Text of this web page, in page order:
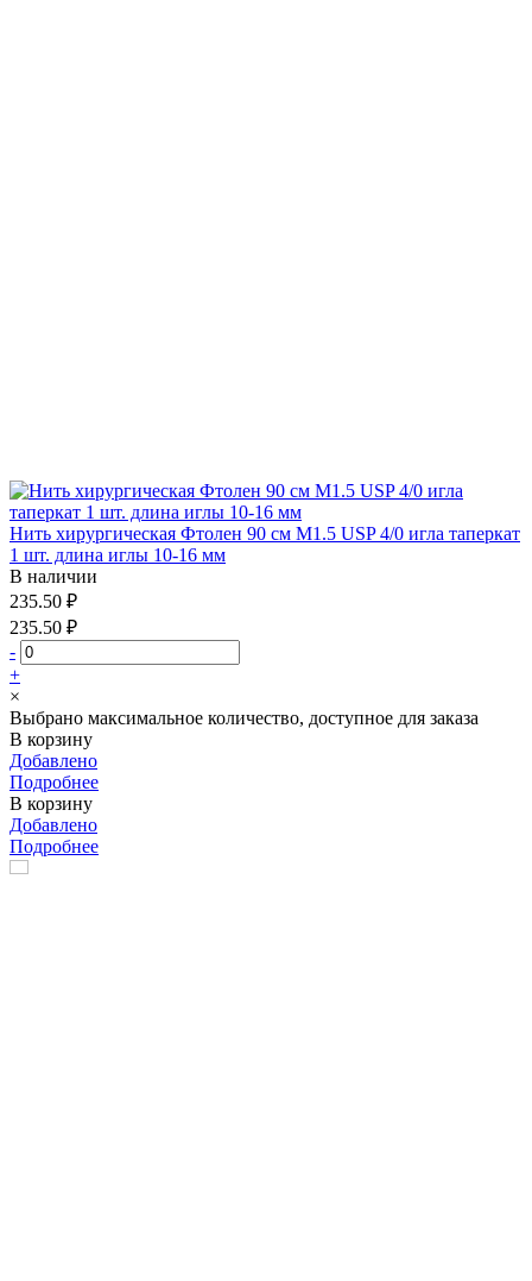
Нить хирургическая Фтолен 90 см М1.5 USP 4/0 игла таперкат
1 шт. длина иглы 10-16 мм
В наличии
235.50 ₽
235.50 ₽
-
+
×
Выбрано максимальное количество, доступное для заказа
В корзину
Добавлено
Подробнее
В корзину
Добавлено
Подробнее